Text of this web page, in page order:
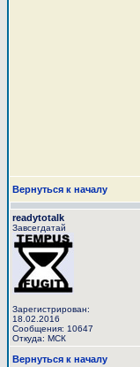
Вернуться к началу
readytotalk
Завсегдатай
Зарегистрирован:
18.02.2016
Сообщения: 10647
Откуда: МСК
Вернуться к началу